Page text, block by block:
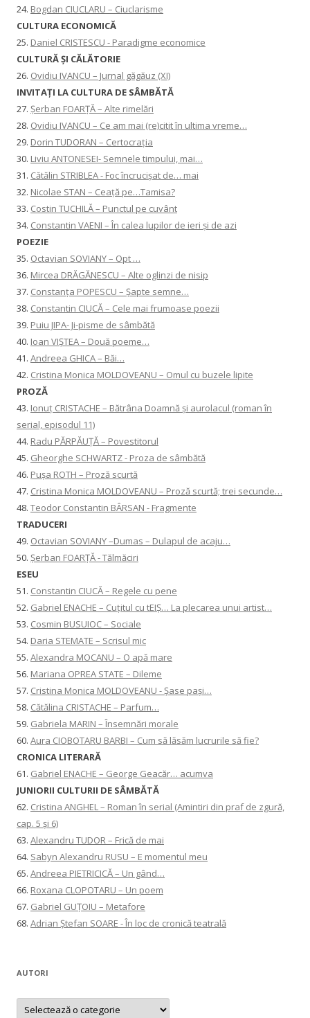
24. Bogdan CIUCLARU – Ciuclarisme
CULTURA ECONOMICĂ
25. Daniel CRISTESCU - Paradigme economice
CULTURĂ ȘI CĂLĂTORIE
26. Ovidiu IVANCU – Jurnal găgăuz (XI)
INVITAŢI LA CULTURA DE SÂMBĂTĂ
27. Șerban FOARȚĂ – Alte rimelări
28. Ovidiu IVANCU – Ce am mai (re)citit în ultima vreme…
29. Dorin TUDORAN – Certocrația
30. Liviu ANTONESEI- Semnele timpului, mai…
31. Cătălin STRIBLEA - Foc încrucișat de… mai
32. Nicolae STAN – Ceață pe…Tamisa?
33. Costin TUCHILĂ – Punctul pe cuvânt
34. Constantin VAENI – În calea lupilor de ieri și de azi
POEZIE
35. Octavian SOVIANY – Opt …
36. Mircea DRĂGĂNESCU – Alte oglinzi de nisip
37. Constanţa POPESCU – Șapte semne…
38. Constantin CIUCĂ – Cele mai frumoase poezii
39. Puiu JIPA- Ji-pisme de sâmbătă
40. Ioan VIȘTEA – Două poeme…
41. Andreea GHICA – Băi…
42. Cristina Monica MOLDOVEANU – Omul cu buzele lipite
PROZĂ
43. Ionuţ CRISTACHE – Bătrâna Doamnă și aurolacul (roman în
serial, episodul 11)
44. Radu PĂRPĂUȚĂ – Povestitorul
45. Gheorghe SCHWARTZ - Proza de sâmbătă
46. Pușa ROTH – Proză scurtă
47. Cristina Monica MOLDOVEANU – Proză scurtă; trei secunde…
48. Teodor Constantin BÂRSAN - Fragmente
TRADUCERI
49. Octavian SOVIANY –Dumas – Dulapul de acaju…
50. Șerban FOARȚĂ - Tălmăciri
ESEU
51. Constantin CIUCĂ – Regele cu pene
52. Gabriel ENACHE – Cuțitul cu tEIȘ… La plecarea unui artist…
53. Cosmin BUSUIOC – Sociale
54. Daria STEMATE – Scrisul mic
55. Alexandra MOCANU – O apă mare
56. Mariana OPREA STATE – Dileme
57. Cristina Monica MOLDOVEANU - Șase pași…
58. Cătălina CRISTACHE – Parfum…
59. Gabriela MARIN – Însemnări morale
60. Aura CIOBOTARU BARBI – Cum să lăsăm lucrurile să fie?
CRONICA LITERARĂ
61. Gabriel ENACHE – George Geacăr… acumva
JUNIORII CULTURII DE SÂMBĂTĂ
62. Cristina ANGHEL – Roman în serial (Amintiri din praf de zgură,
cap. 5 și 6)
63. Alexandru TUDOR – Frică de mai
64. Sabyn Alexandru RUSU – E momentul meu
65. Andreea PIETRICICĂ – Un gând…
66. Roxana CLOPOTARU – Un poem
67. Gabriel GUȚOIU – Metafore
68. Adrian Ștefan SOARE - În loc de cronică teatrală
AUTORI
AUTORI